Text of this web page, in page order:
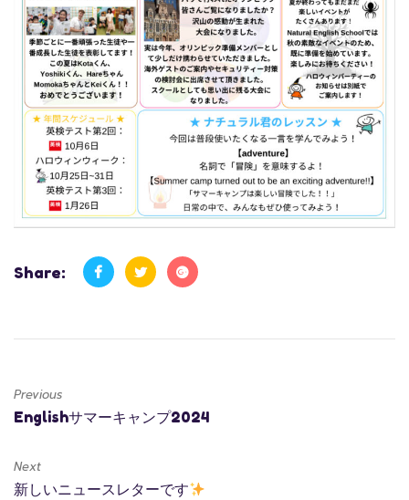
Share:
Previous
Englishサマーキャンプ2024
Next
新しいニュースレターです